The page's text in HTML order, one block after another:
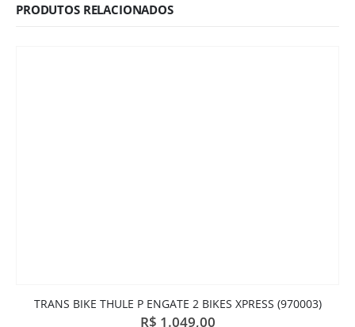
PRODUTOS RELACIONADOS
TRANS BIKE THULE P ENGATE 2 BIKES XPRESS (970003)
R$ 1.049,00